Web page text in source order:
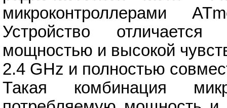
микроконтроллерами
Устройство
мощностью и высокой
2.4 GHz и полностью
Такая комбинация